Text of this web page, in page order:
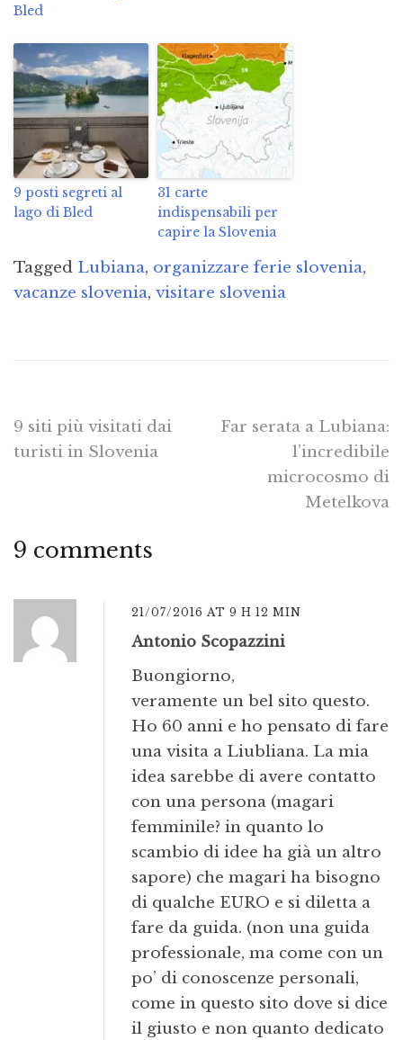
Bled
9 posti segreti al
lago di Bled
31 carte
indispensabili per
capire la Slovenia
Tagged Lubiana, organizzare ferie slovenia,
vacanze slovenia, visitare slovenia
Navigazione
articoli
9 siti più visitati dai
turisti in Slovenia
Far serata a Lubiana:
l’incredibile
microcosmo di
Metelkova
9 comments
21/07/2016 AT 9 H 12 MIN
Antonio Scopazzini
Buongiorno,
veramente un bel sito questo.
Ho 60 anni e ho pensato di fare
una visita a Liubliana. La mia
idea sarebbe di avere contatto
con una persona (magari
femminile? in quanto lo
scambio di idee ha già un altro
sapore) che magari ha bisogno
di qualche EURO e si diletta a
fare da guida. (non una guida
professionale, ma come con un
po’ di conoscenze personali,
come in questo sito dove si dice
il giusto e non quanto dedicato